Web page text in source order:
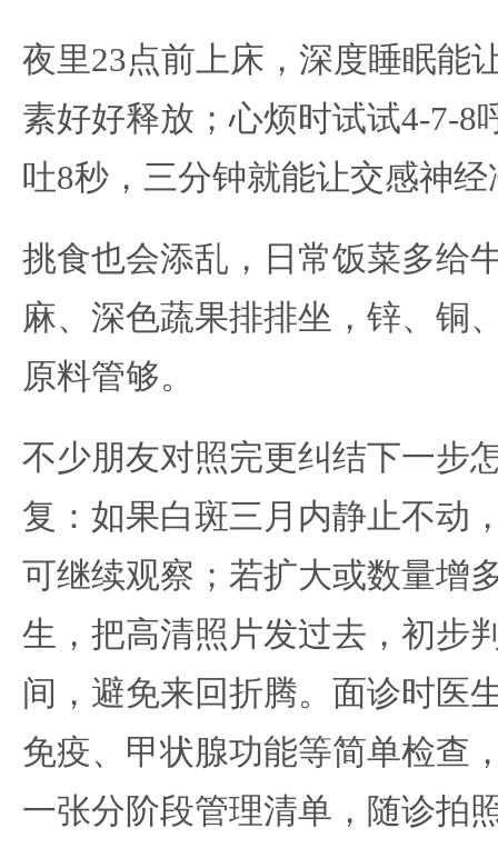
夜里23点前上床，深度睡眠能
素好好释放；心烦时试试4-7-8
吐8秒，三分钟就能让交感神经
挑食也会添乱，日常饭菜多给
麻、深色蔬果排排坐，锌、铜
原料管够。
不少朋友对照完更纠结下一步
复：如果白斑三月内静止不动
可继续观察；若扩大或数量增
生，把高清照片发过去，初步
间，避免来回折腾。面诊时医
免疫、甲状腺功能等简单检查
一张分阶段管理清单，随诊拍